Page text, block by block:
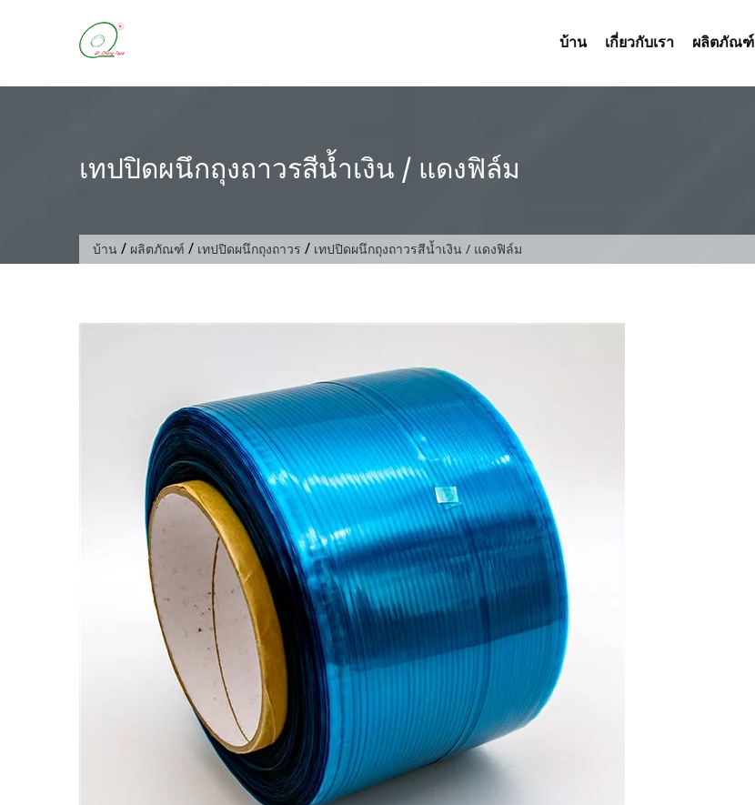
บ้าน เกี่ยวกับเรา ผลิตภัณฑ์
เทปปิดผนึกถุงถาวรสีน้ำเงิน / แดงฟิล์ม
บ้าน / ผลิตภัณฑ์ / เทปปิดผนึกถุงถาวร / เทปปิดผนึกถุงถาวรสีน้ำเงิน / แดงฟิล์ม